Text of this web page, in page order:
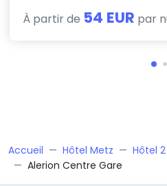
À partir de 54 EUR par
Accueil Hôtel Metz
Hôtel
Alerion Centre Gare